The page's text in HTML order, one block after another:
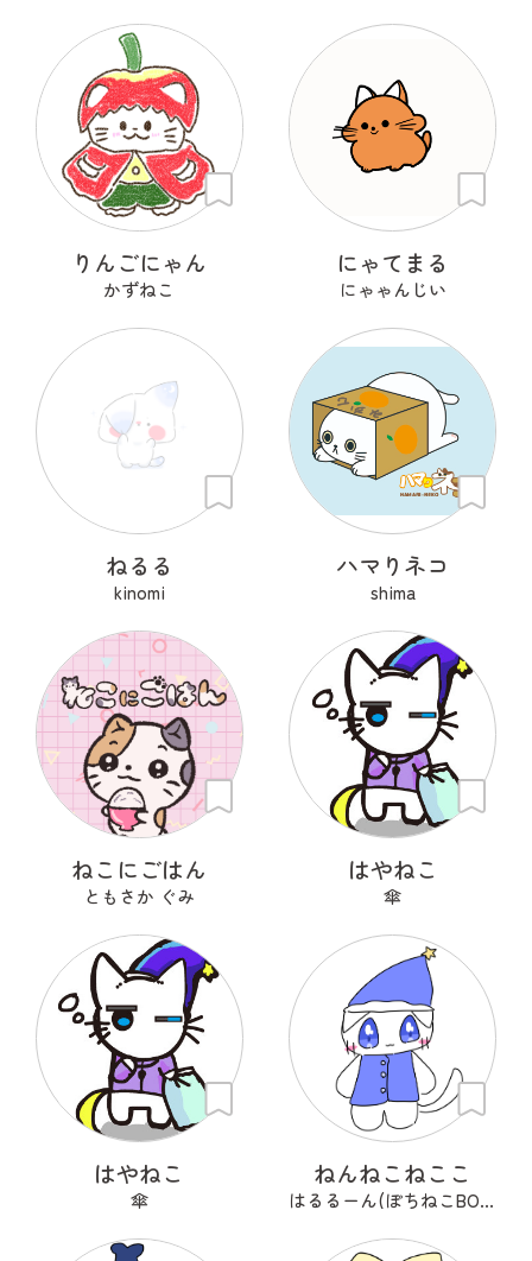
りんごにゃん
かずねこ
にゃてまる
にゃゃんじい
ねるる
kinomi
ハマりネコ
shima
ねこにごはん
ともさか ぐみ
はやねこ
傘
はやねこ
傘
ねんねこねここ
はるるーん(ぽちねこBOOKS)